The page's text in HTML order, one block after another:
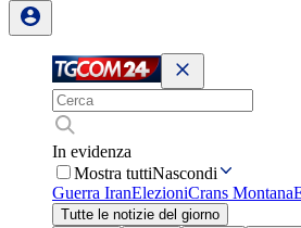
In evidenza
Mostra tuttiNascondi
Guerra IranElezioniCrans Montana
Tutte le notizie del giorno